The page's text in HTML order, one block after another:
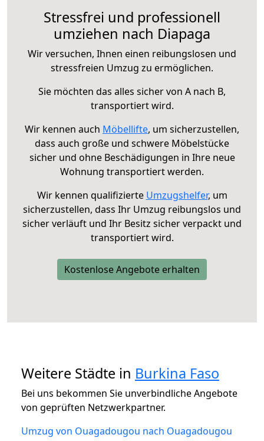
Stressfrei und professionell
umziehen nach Diapaga
Wir versuchen, Ihnen einen reibungslosen und
stressfreien Umzug zu ermöglichen.
Sie möchten das alles sicher von A nach B,
transportiert wird.
Wir kennen auch Möbellifte, um sicherzustellen,
dass auch große und schwere Möbelstücke
sicher und ohne Beschädigungen in Ihre neue
Wohnung transportiert werden.
Wir kennen qualifizierte Umzugshelfer, um
sicherzustellen, dass Ihr Umzug reibungslos und
sicher verläuft und Ihr Besitz sicher verpackt und
transportiert wird.
Kostenlose Angebote erhalten
Weitere Städte in Burkina Faso
Bei uns bekommen Sie unverbindliche Angebote
von geprüften Netzwerkpartner.
Umzug von Ouagadougou nach Ouagadougou